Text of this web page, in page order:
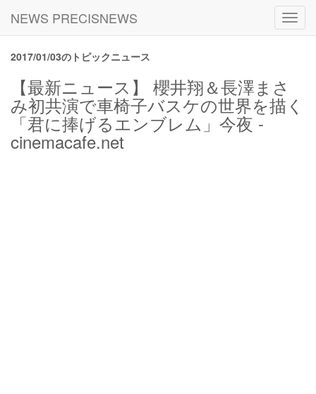
NEWS PRECISNEWS
2017/01/03のトピックニュース
【最新ニュース】 櫻井翔＆長澤まさ
み初共演で車椅子バスケの世界を描く
「君に捧げるエンブレム」今夜 -
cinemacafe.net